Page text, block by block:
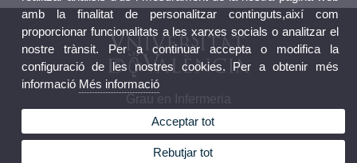
Grau en Infermeria
amb la finalitat de personalitzar continguts,així com
proporcionar funcionalitats a les xarxes socials o analitzar el
nostre trànsit. Per a continuar accepta o modifica la
configuració de les nostres cookies. Per a obtenir més
informació Més informació
Acceptar tot
Rebutjar tot